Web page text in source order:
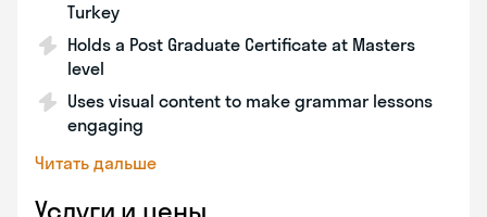
Turkey
Holds a Post Graduate Certificate at Masters
level
Uses visual content to make grammar lessons
engaging
Читать дальше
Услуги и цены